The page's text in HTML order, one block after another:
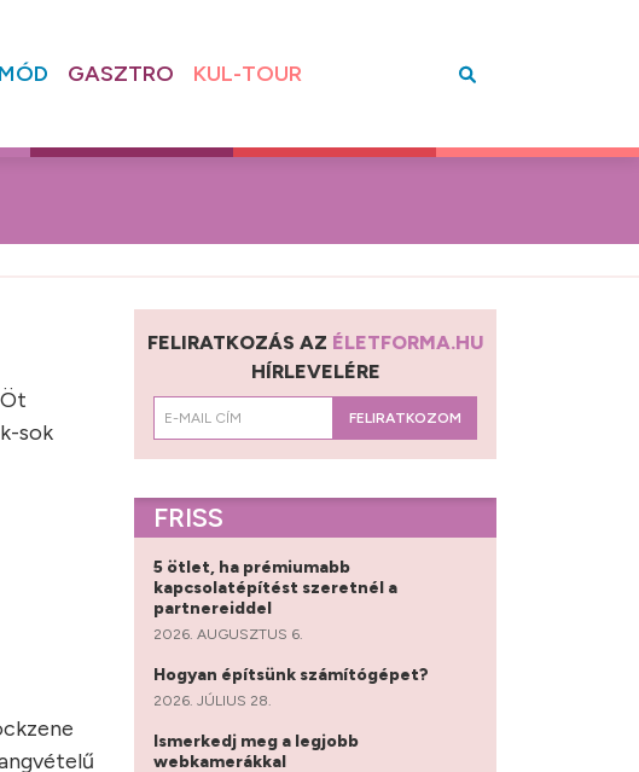
GASZTRO KUL-TOUR
sok
FELIRATKOZÁS AZ ÉLETFORMA.HU
HÍRLEVELÉRE
FELIRATKOZOM
FRISS
5 ötlet, ha prémiumabb
kapcsolatépítést szeretnél a
partnereiddel
2026. AUGUSZTUS 6.
Hogyan építsünk számítógépet?
2026. JÚLIUS 28.
Ismerkedj meg a legjobb
webkamerákkal